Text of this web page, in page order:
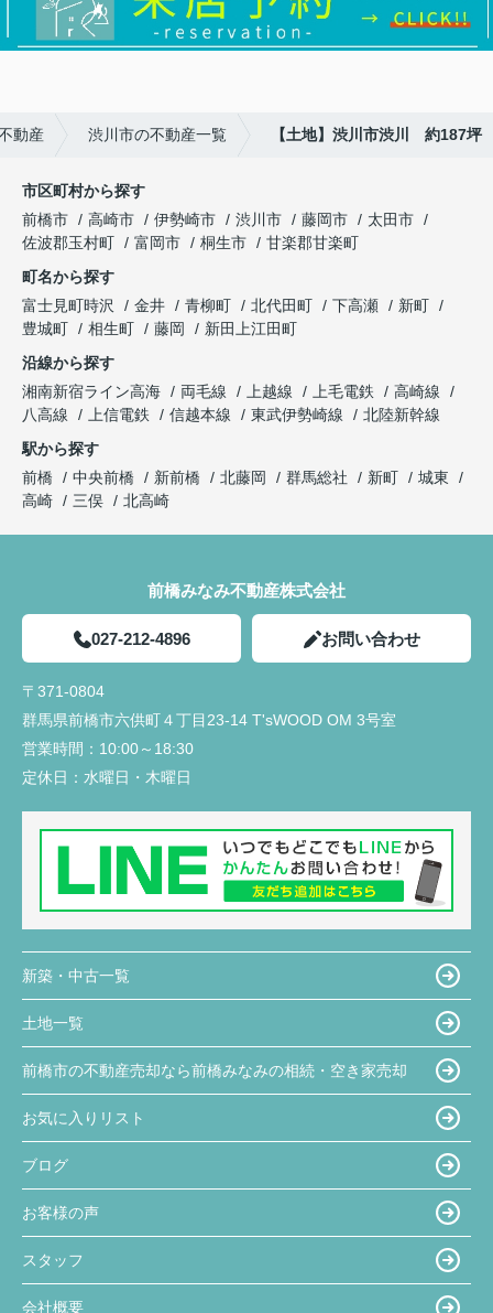
動産 渋川市の不動産一覧 【土地】渋川市渋川 約187坪
市区町村から探す
前橋市
高崎市 伊勢崎市 渋川市 藤岡市
太田市
佐波郡玉村町
富岡市 桐生市
甘楽郡甘楽町
町名から探す
富士見町時沢
金井 青柳町 北代田町 下高瀬
新町
豊城町
相生町 藤岡
新田上江田町
沿線から探す
湘南新宿ライン高海
両毛線 上越線 上毛電鉄
高崎線
八高線
上信電鉄 信越本線 東武伊勢崎線
北陸新幹線
駅から探す
前橋
中央前橋 新前橋 北藤岡 群馬総社 新町
城東
高崎
三俣 北高崎
前橋みなみ不動産株式会社
027-212-4896 お問い合わせ
〒371-0804
群馬県前橋市六供町４丁目23‐14 T'sWOOD OM 3号室
営業時間： 10:00～18:30
定休日： 水曜日・木曜日
新築・中古一覧
土地一覧
前橋市の不動産売却なら前橋みなみの相続・空き家売却
お気に入りリスト
ブログ
お客様の声
スタッフ
会社概要